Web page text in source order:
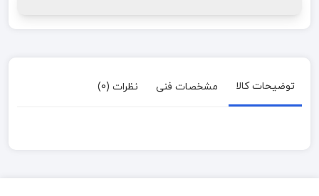
توضیحات کالا مشخصات فنی نظرات (0)